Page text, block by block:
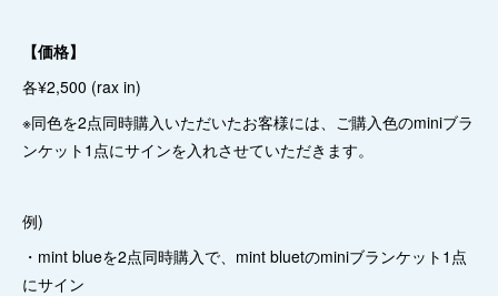
【価格】
各¥2,500 (rax in)
※同色を2点同時購入いただいたお客様には、ご購入色のminiブラ
ンケット1点にサインを入れさせていただきます。
例)
・mint blueを2点同時購入で、mint bluetのminiブランケット1点
にサイン